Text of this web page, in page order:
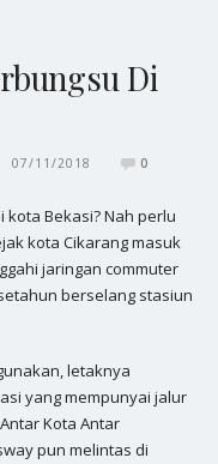
Di
07/11/2018 0
Bekasi? Nah perlu
kota Cikarang masuk
jaringan commuter
berselang stasiun
letaknya
yang mempunyai jalur
Kota Antar
pun melintas di